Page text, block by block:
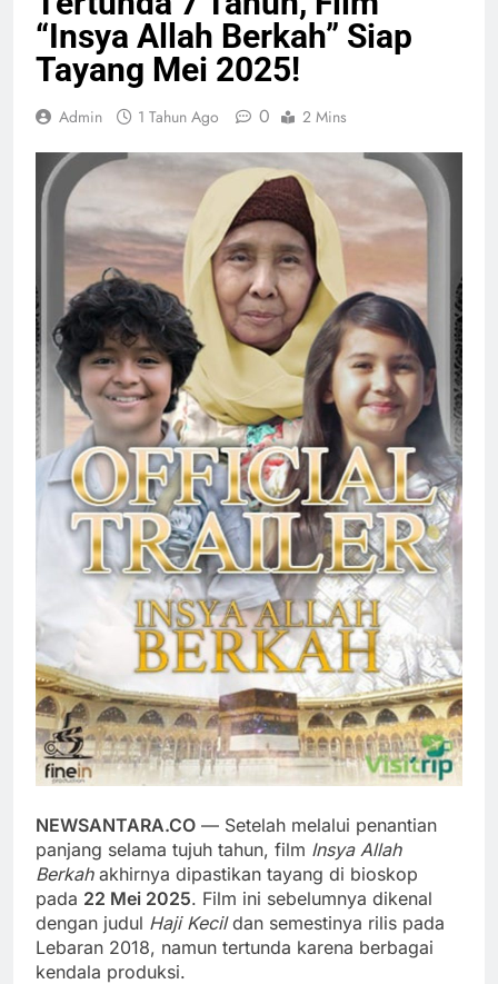
“Insya Allah Berkah” Siap
Tayang Mei 2025!
Admin 1 Tahun Ago 0 2 Mins
NEWSANTARA.CO — Setelah melalui penantian
panjang selama tujuh tahun, film Insya Allah
Berkahakhirnya dipastikan tayang di bioskop
pada 22 Mei 2025. Film ini sebelumnya dikenal
dengan judul Haji Kecildan semestinya rilis pada
Lebaran 2018, namun tertunda karena berbagai
kendala produksi.